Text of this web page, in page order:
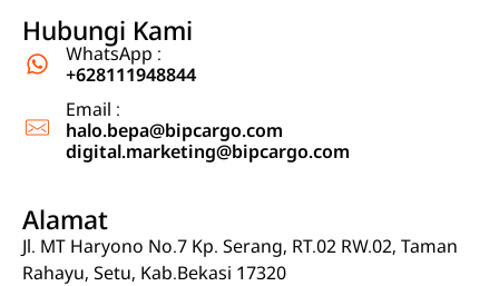
Ekspedisi Jakarta Kalimantan, Ekspedisi Jakarta Sulawesi
Ekspedisi cargo jasa pengiriman barang dari Jakarta, Jabodetabek ke Kalimantan dan Sulawesi
Hubungi Kami
WhatsApp :
+628111948844
Email :
halo.bepa@bipcargo.com
digital.marketing@bipcargo.com
Alamat
Jl. MT Haryono No.7 Kp. Serang, RT.02 RW.02, Taman
Rahayu, Setu, Kab.Bekasi 17320